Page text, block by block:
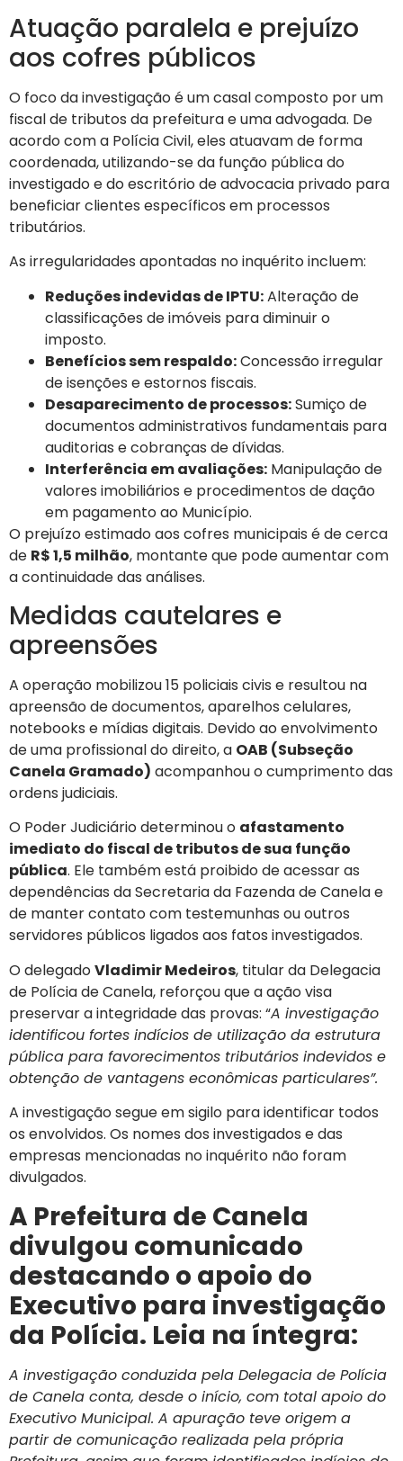
Atuação paralela e prejuízo
aos cofres públicos
O foco da investigação é um casal composto por um
fiscal de tributos da prefeitura e uma advogada. De
acordo com a Polícia Civil, eles atuavam de forma
coordenada, utilizando-se da função pública do
investigado e do escritório de advocacia privado para
beneficiar clientes específicos em processos
tributários.
As irregularidades apontadas no inquérito incluem:
Reduções indevidas de IPTU:Alteração de
classificações de imóveis para diminuir o
imposto.
Benefícios sem respaldo:Concessão irregular
de isenções e estornos fiscais.
Desaparecimento de processos:Sumiço de
documentos administrativos fundamentais para
auditorias e cobranças de dívidas.
Interferência em avaliações: Manipulação de
valores imobiliários e procedimentos de dação
em pagamento ao Município.
O prejuízo estimado aos cofres municipais é de cerca
de R$ 1,5 milhão, montante que pode aumentar com
a continuidade das análises.
Medidas cautelares e
apreensões
A operação mobilizou 15 policiais civis e resultou na
apreensão de documentos, aparelhos celulares,
notebooks e mídias digitais. Devido ao envolvimento
de uma profissional do direito, a OAB (Subseção
Canela Gramado) acompanhou o cumprimento das
ordens judiciais.
O Poder Judiciário determinou o afastamento
imediato do fiscal de tributos de sua função
pública. Ele também está proibido de acessar as
dependências da Secretaria da Fazenda de Canela e
de manter contato com testemunhas ou outros
servidores públicos ligados aos fatos investigados.
O delegadoVladimir Medeiros, titular da Delegacia
de Polícia de Canela, reforçou que a ação visa
preservar a integridade das provas: “A investigação
identificou fortes indícios de utilização da estrutura
pública para favorecimentos tributários indevidos e
obtenção de vantagens econômicas particulares”.
A investigação segue em sigilo para identificar todos
os envolvidos. Os nomes dos investigados e das
empresas mencionadas no inquérito não foram
divulgados.
A Prefeitura de Canela
divulgou comunicado
destacando o apoio do
Executivo para investigação
da Polícia. Leia na íntegra:
A investigação conduzida pela Delegacia de Polícia
de Canela conta, desde o início, com total apoio do
Executivo Municipal. A apuração teve origem a
partir de comunicação realizada pela própria